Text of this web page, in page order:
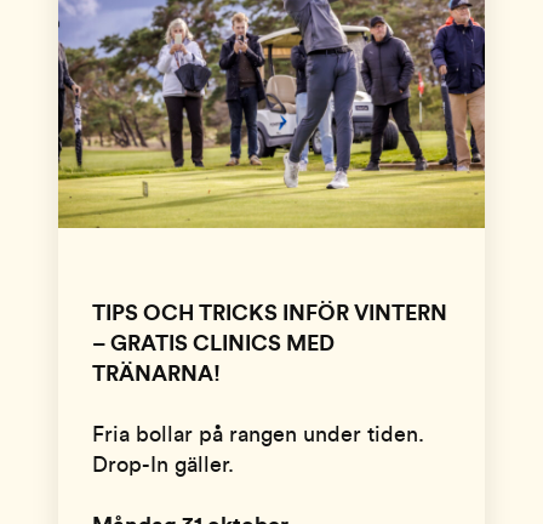
TIPS OCH TRICKS INFÖR VINTERN
– GRATIS CLINICS MED
TRÄNARNA!
Fria bollar på rangen under tiden.
Drop-In gäller.